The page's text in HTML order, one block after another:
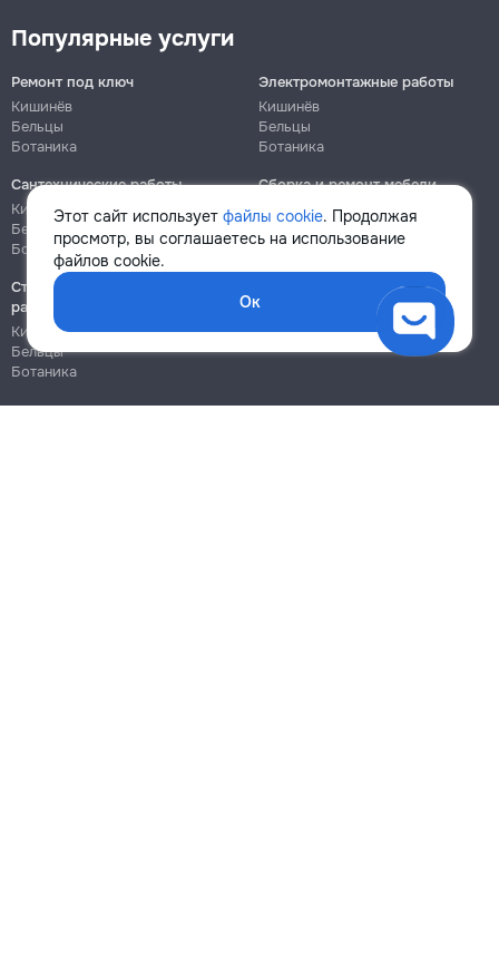
Этот сайт использует файлы cookie. Продолжая
просмотр, вы соглашаетесь на использование
файлов cookie.
Ок
Популярные услуги
Ремонт под ключ
Кишинёв
Бельцы
Ботаника
Электромонтажные работы
Кишинёв
Бельцы
Ботаника
Сантехнические работы
Кишинёв
Бельцы
Ботаника
Сборка и ремонт мебели
Кишинёв
Ботаника
Строительно-монтажные
работы
Кишинёв
Бельцы
Ботаника